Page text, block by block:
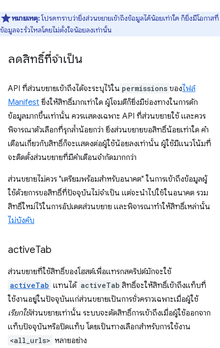
หมายเหตุ:โปรดทราบว่ายิ่งส่วนขยายเข้าถึงข้อมูลได้น้อยเท่าใด ก็ยิ่งมีโอกาสที่
ข้อมูลจะรั่วไหลโดยไม่ตั้งใจน้อยลงเท่านั้น
ลดสิทธิ์ที่จำเป็น
API ที่ส่วนขยายเข้าถึงได้จะระบุไว้ใน permissions ของไฟล์
Manifest ยิ่งให้สิทธิ์มากเท่าใด ผู้โจมตีก็ยิ่งมีช่องทางในการดัก
ข้อมูลมากขึ้นเท่านั้น ควรแสดงเฉพาะ API ที่ส่วนขยายใช้ และควร
พิจารณาตัวเลือกที่รุกล้ำน้อยกว่า ยิ่งส่วนขยายขอสิทธิ์น้อยเท่าใด คำ
เตือนเกี่ยวกับสิทธิ์ก็จะแสดงต่อผู้ใช้น้อยลงเท่านั้น ผู้ใช้มีแนวโน้มที่
จะติดตั้งส่วนขยายที่มีคำเตือนจำกัดมากกว่า
ส่วนขยายไม่ควร "เตรียมพร้อมสำหรับอนาคต" ในการเข้าถึงข้อมูลผู้
ใช้ด้วยการขอสิทธิ์ที่ปัจจุบันไม่จำเป็น แต่จะนำไปใช้ในอนาคต รวม
สิทธิ์ใหม่ไว้ในการอัปเดตส่วนขยาย และพิจารณาทำให้สิทธิ์เหล่านั้น
ไม่บังคับ
activeTab
ส่วนขยายที่ใช้สิทธิ์ของโฮสต์เพื่อแทรกสคริปต์มักจะใช้
activeTab แทนได้ activeTab สิทธิ์จะให้สิทธิ์เข้าถึงแท็บที่
ใช้งานอยู่ในปัจจุบันแก่ส่วนขยายเป็นการชั่วคราวเฉพาะเมื่อผู้ใช้
เรียกใช้ส่วนขยายเท่านั้น ระบบจะตัดสิทธิ์การเข้าถึงเมื่อผู้ใช้ออกจาก
แท็บปัจจุบันหรือปิดแท็บ โดยเป็นทางเลือกสำหรับการใช้งาน
<all_urls> หลายอย่าง